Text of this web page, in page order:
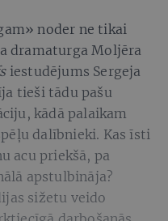
noder ne tikai
dramaturga Moljēra
iestudējums Sergeja
tieši tādu pašu
kādā palaikam
dalībnieki. Kas īsti
acu priekšā, pa
apstulbināja?
sižetu veido